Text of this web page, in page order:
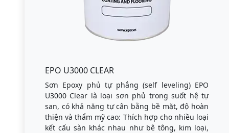
EPO U3000 CLEAR
Sơn Epoxy phủ tự phẳng (self leveling) EPO
U3000 Clear là loại sơn phủ trong suốt hệ tự
san, có khả năng tự cân bằng bề mặt, độ hoàn
thiện và thẩm mỹ cao: Thích hợp cho nhiều loại
kết cấu sàn khác nhau như bê tông, kim loại,